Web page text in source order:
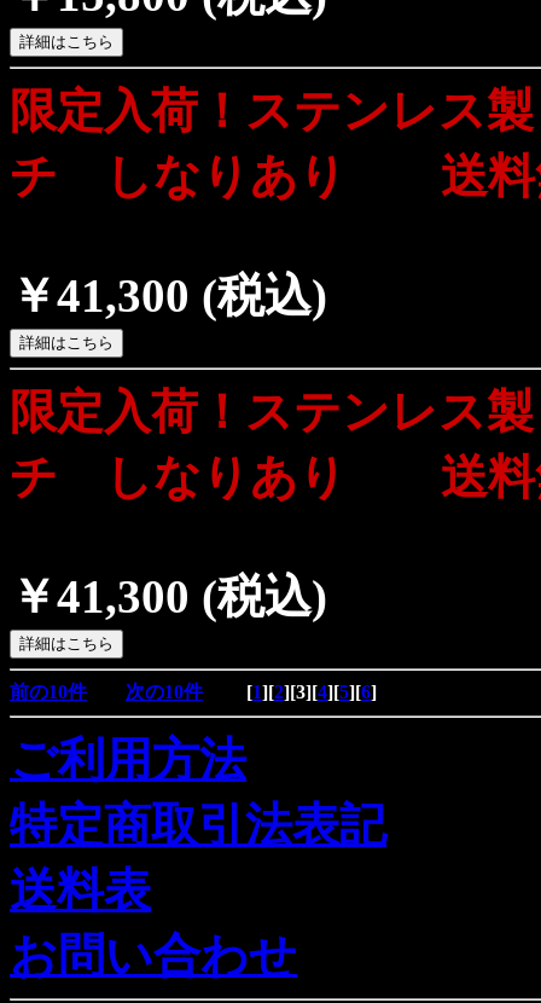
限定入荷！ステンレス
チ しなりあり 送料
￥41,300 (税込)
限定入荷！ステンレス
チ しなりあり 送料
￥41,300 (税込)
前の10件 次の10件[1][2][3][4][5][6]
ご利用方法
特定商取引法表記
送料表
お問い合わせ